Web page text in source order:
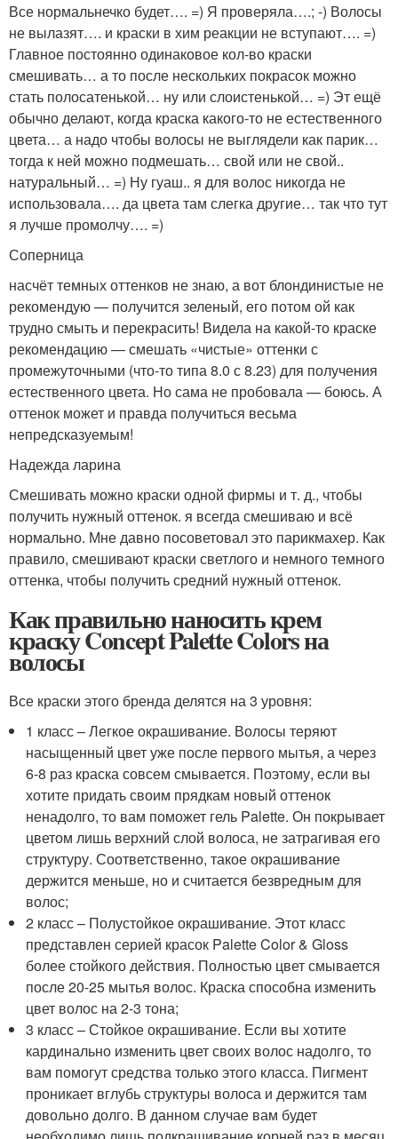
Все нормальнечко будет…. =) Я проверяла….; -) Волосы
не вылазят…. и краски в хим реакции не вступают…. =)
Главное постоянно одинаковое кол-во краски
смешивать… а то после нескольких покрасок можно
стать полосатенькой… ну или слоистенькой… =) Эт ещё
обычно делают, когда краска какого-то не естественного
цвета… а надо чтобы волосы не выглядели как парик…
тогда к ней можно подмешать… свой или не свой..
натуральный… =) Ну гуаш.. я для волос никогда не
использовала…. да цвета там слегка другие… так что тут
я лучше промолчу…. =)
Соперница
насчёт темных оттенков не знаю, а вот блондинистые не
рекомендую — получится зеленый, его потом ой как
трудно смыть и перекрасить! Видела на какой-то краске
рекомендацию — смешать «чистые» оттенки с
промежуточными (что-то типа 8.0 с 8.23) для получения
естественного цвета. Но сама не пробовала — боюсь. А
оттенок может и правда получиться весьма
непредсказуемым!
Надежда ларина
Смешивать можно краски одной фирмы и т. д., чтобы
получить нужный оттенок. я всегда смешиваю и всё
нормально. Мне давно посоветовал это парикмахер. Как
правило, смешивают краски светлого и немного темного
оттенка, чтобы получить средний нужный оттенок.
Как правильно наносить крем
краску Concept Palette Colors на
волосы
Все краски этого бренда делятся на 3 уровня:
1 класс – Легкое окрашивание. Волосы теряют
насыщенный цвет уже после первого мытья, а через
6-8 раз краска совсем смывается. Поэтому, если вы
хотите придать своим прядкам новый оттенок
ненадолго, то вам поможет гель Palette. Он покрывает
цветом лишь верхний слой волоса, не затрагивая его
структуру. Соответственно, такое окрашивание
держится меньше, но и считается безвредным для
волос;
2 класс – Полустойкое окрашивание. Этот класс
представлен серией красок Palette Color & Gloss
более стойкого действия. Полностью цвет смывается
после 20-25 мытья волос. Краска способна изменить
цвет волос на 2-3 тона;
3 класс – Стойкое окрашивание. Если вы хотите
кардинально изменить цвет своих волос надолго, то
вам помогут средства только этого класса. Пигмент
проникает вглубь структуры волоса и держится там
довольно долго. В данном случае вам будет